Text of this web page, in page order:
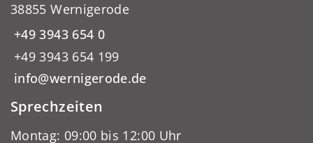
38855 Wernigerode
+49 3943 654 0
+49 3943 654 199
info@wernigerode.de
Sprechzeiten
Montag: 09:00 bis 12:00 Uhr